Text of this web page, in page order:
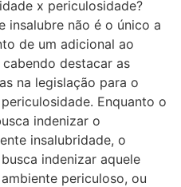
x periculosidade?
insalubre não é o único a
de um adicional ao
destacar as
na legislação para o
Enquanto o
indenizar o
insalubridade, o
indenizar aquele
periculoso, ou